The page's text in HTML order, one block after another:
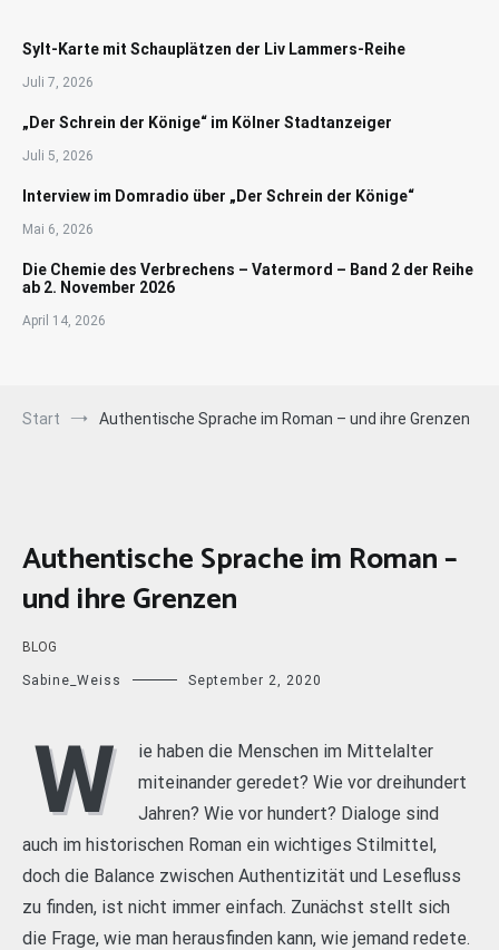
Sylt-Karte mit Schauplätzen der Liv Lammers-Reihe
Juli 7, 2026
„Der Schrein der Könige“ im Kölner Stadtanzeiger
Juli 5, 2026
Interview im Domradio über „Der Schrein der Könige“
Mai 6, 2026
Die Chemie des Verbrechens – Vatermord – Band 2 der Reihe
ab 2. November 2026
April 14, 2026
Start Authentische Sprache im Roman – und ihre Grenzen
Authentische Sprache im Roman –
und ihre Grenzen
BLOG
Sabine_Weiss September 2, 2020
W
ie haben die Menschen im Mittelalter
miteinander geredet? Wie vor dreihundert
Jahren? Wie vor hundert? Dialoge sind
auch im historischen Roman ein wichtiges Stilmittel,
doch die Balance zwischen Authentizität und Lesefluss
zu finden, ist nicht immer einfach. Zunächst stellt sich
die Frage, wie man herausfinden kann, wie jemand redete.